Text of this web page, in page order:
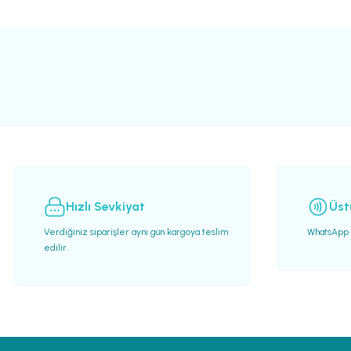
Hızlı Sevkiyat
Verdiğiniz siparişler aynı gün kargoya teslim
edilir.
WhatsApp